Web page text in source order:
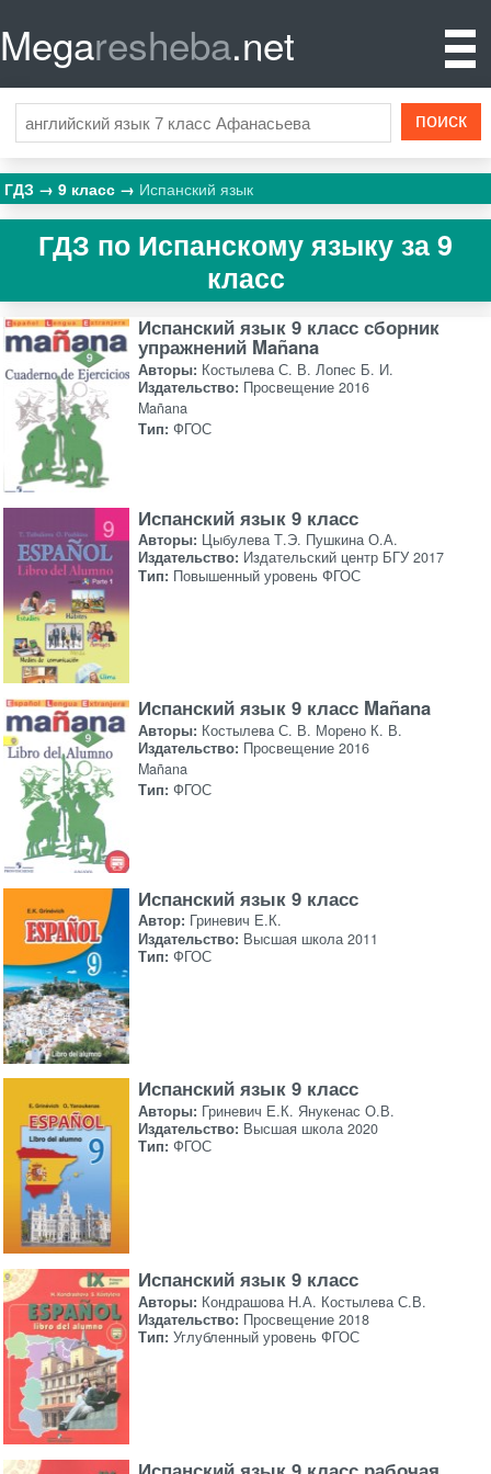
Megaresheba.net
ГДЗ 9 класс Испанский язык
ГДЗ по Испанскому языку за 9
класс
Испанский язык 9 класс сборник
упражнений Mañana
Авторы: Костылева С. В. Лопес Б. И.
Издательство: Просвещение 2016
Mañana
Тип: ФГОС
Испанский язык 9 класс
Авторы: Цыбулева Т.Э. Пушкина О.А.
Издательство: Издательский центр БГУ 2017
Тип: Повышенный уровень ФГОС
Испанский язык 9 класс Mañana
Авторы: Костылева С. В. Морено К. В.
Издательство: Просвещение 2016
Mañana
Тип: ФГОС
Испанский язык 9 класс
Автор: Гриневич Е.К.
Издательство: Высшая школа 2011
Тип: ФГОС
Испанский язык 9 класс
Авторы: Гриневич Е.К. Янукенас О.В.
Издательство: Высшая школа 2020
Тип: ФГОС
Испанский язык 9 класс
Авторы: Кондрашова Н.А. Костылева С.В.
Издательство: Просвещение 2018
Тип: Углубленный уровень ФГОС